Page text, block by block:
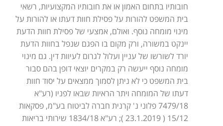
חובותיו בתחום האמון או את חובותיו המקצועיות, רשאי
בית המשפט להורות על פסילת חוות דעתו או להורות על
מינוי מומחה נוסף. ואולם, אמצעי של פסילת חוות הדעת
יינקט במשורה, ורק מקום בו הפגם שנפל בחוות הדעת
יורד לשורשו של עניין ועלול לגרום לעיוות דין. גם מינוי
מומחה נוסף ייעשה רק במקרים יוצאי דופן בהם סבור
בית המשפט כי לא ניתן לסמוך ממצאים על יסוד חוות
דעתו של המומחה ויתר הראיות שבאו לפניו (רע"א
7479/18 פלוני נ' קרנית חברה לביטוח בע"מ, פסקאות
15/12 ( 23.1.2019 ); רע"א 1834/18 שירותי בריאות